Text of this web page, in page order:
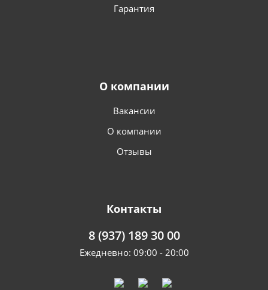
Гарантия
О компании
Вакансии
О компании
Отзывы
Контакты
8 (937) 189 30 00
Ежедневно: 09:00 - 20:00